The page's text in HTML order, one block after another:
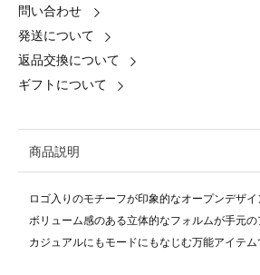
問い合わせ
発送について
返品交換について
ギフトについて
商品説明
ロゴ入りのモチーフが印象的なオープンデザイ
ボリューム感のある立体的なフォルムが手元の
カジュアルにもモードにもなじむ万能アイテム